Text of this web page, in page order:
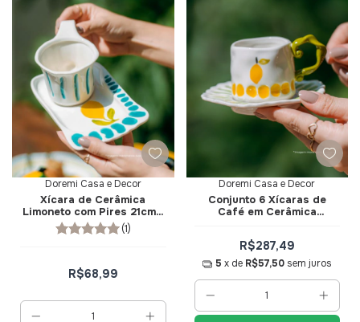
Doremi Casa e Decor
Xícara de Cerâmica
Limoneto com Pires 21cm -
Doremi Casa e Decor
(1)
R$68,99
Doremi Casa e Decor
Conjunto 6 Xícaras de
Café em Cerâmica
R$287,49
5 x de R$57,50 sem juros